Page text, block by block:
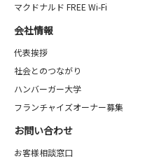
マクドナルド FREE Wi-Fi
会社情報
代表挨拶
社会とのつながり
ハンバーガー大学
フランチャイズオーナー募集
お問い合わせ
お客様相談窓口